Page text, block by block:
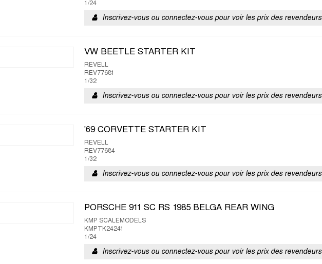
1/24
Inscrivez-vous ou connectez-vous pour voir les prix des revendeurs
VW BEETLE STARTER KIT
REVELL
REV77681
1/32
Inscrivez-vous ou connectez-vous pour voir les prix des revendeurs
'69 CORVETTE STARTER KIT
REVELL
REV77684
1/32
Inscrivez-vous ou connectez-vous pour voir les prix des revendeurs
PORSCHE 911 SC RS 1985 BELGA REAR WING
KMP SCALEMODELS
KMPTK24241
1/24
Inscrivez-vous ou connectez-vous pour voir les prix des revendeurs